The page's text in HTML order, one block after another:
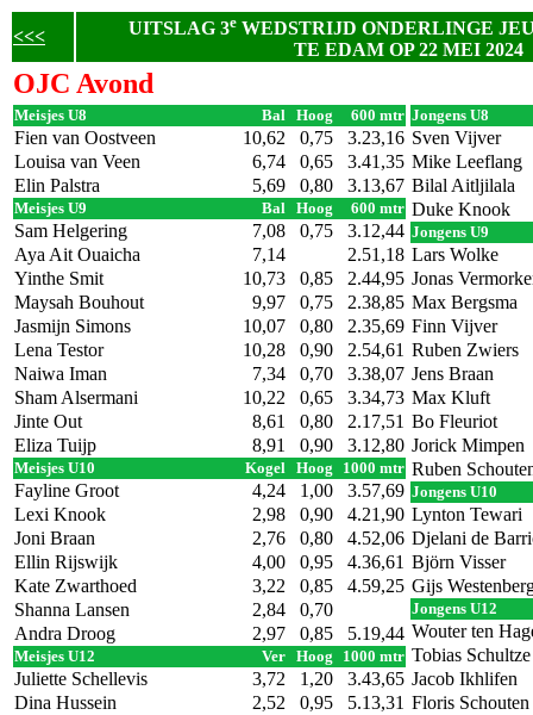
<<< UITSLAG 3eWEDSTRIJD ONDERLINGE
TE EDAM OP 22 MEI 2024
OJC Avond
Meisjes U8 Bal Hoog 600 mtr
Fien van Oostveen 10,62 0,75
3.23,16
Louisa van Veen
6,74 0,65
3.41,35
Elin Palstra
5,69 0,80 3.13,67
Meisjes U9 Bal Hoog 600 mtr
Sam Helgering 7,08 0,75
3.12,44
Aya Ait Ouaicha
7,14
2.51,18
Yinthe Smit
10,73 0,85
2.44,95
Maysah Bouhout
9,97 0,75
2.38,85
Jasmijn Simons
10,07 0,80
2.35,69
Lena Testor
10,28 0,90
2.54,61
Naiwa Iman
7,34 0,70
3.38,07
Sham Alsermani
10,22 0,65
3.34,73
Jinte Out
8,61 0,80
2.17,51
Eliza Tuijp
8,91 0,90 3.12,80
Meisjes U10 Kogel Hoog 1000 mtr
Fayline Groot 4,24 1,00
3.57,69
Lexi Knook
2,98 0,90
4.21,90
Joni Braan
2,76 0,80
4.52,06
Ellin Rijswijk
4,00 0,95
4.36,61
Kate Zwarthoed
3,22 0,85
4.59,25
Shanna Lansen
2,84
0,70
Andra Droog
2,97 0,85 5.19,44
Meisjes U12 Ver Hoog 1000 mtr
Juliette Schellevis 3,72 1,20
3.43,65
Dina Hussein
2,52 0,95
5.13,31
Jongens U8
Sven Vijver
Mike Leeflang
Bilal Aitljilala
Duke Knook
Jongens U9
Lars Wolke
Jonas
Max Bergsma
Finn Vijver
Ruben Zwiers
Jens Braan
Max Kluft
Bo Fleuriot
Jorick Mimpen
Ruben
Jongens U10
Lynton Tewari
Djelani de
Björn Visser
Gijs
Jongens U12
Wouter ten
Tobias Schultze
Jacob Ikhlifen
Floris Schouten